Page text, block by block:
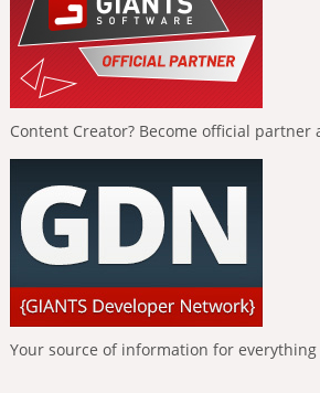
Content Creator? Become official
Your source of information for